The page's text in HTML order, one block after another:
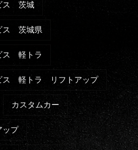
ス 茨城
ス 茨城県
ス 軽トラ
ス 軽トラ リフトアップ
カスタムカー
プ